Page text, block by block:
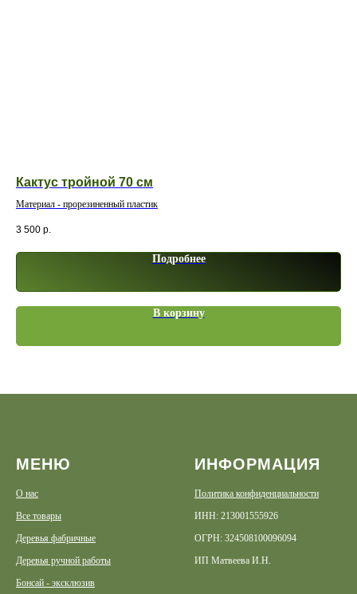
Кактус тройной 70 см
Материал - прорезиненный пластик
3 500 р.
Подробнее
В корзину
МЕНЮ
О нас
Все товары
Деревья фабричные
Деревья ручной работы
Бонсай - эксклюзив
ИНФОРМАЦИЯ
Политика конфиденциальности
ИНН: 213001555926
ОГРН: 324508100096094
ИП Матвеева И.Н.